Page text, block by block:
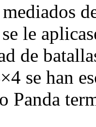
mediados
le
de
se han
Panda